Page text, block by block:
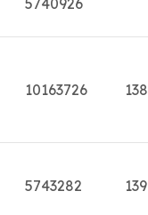
5740926
10163726 138
5743282 139